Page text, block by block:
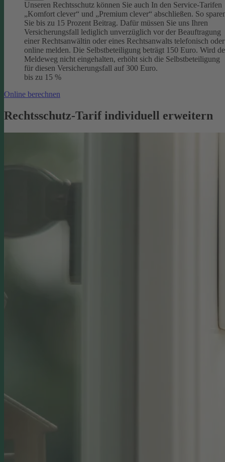
Unseren Rechtsschutz können Sie auch In den Service-Tarifen
„Komfort clever“ und „Premium clever“ abschließen. So
Sie bis zu 15 Prozent Beitrag. Dafür müssen Sie uns Ihren
Versicherungsfall lediglich unverzüglich vor der Beauftragung
einer Rechtsanwältin oder eines Rechtsanwalts telefonisch oder
online melden. Die Selbstbeteiligung beträgt 150 Euro. Wird
Meldeweg nicht eingehalten, erhöht sich die Selbstbeteiligung
für diesen Versicherungsfall auf 300 Euro.
bis zu 15 %
Online berechnen
Rechtsschutz-Tarif individuell erweitern